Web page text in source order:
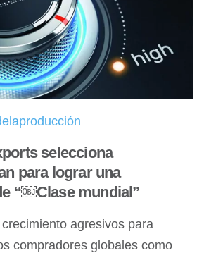
selecciona
para lograr una
“￼Clase mundial”
agresivos para
compradores globales como